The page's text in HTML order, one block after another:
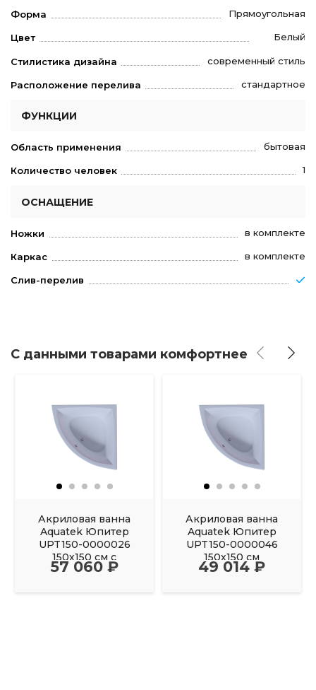
Форма Прямоугольная
Цвет Белый
Стилистика дизайна современный стиль
Расположение перелива стандартное
ФУНКЦИИ
Область применения бытовая
Количество человек 1
ОСНАЩЕНИЕ
Ножки в комплекте
Каркас в комплекте
Слив-перелив
С данными товарами комфортнее
Акриловая ванна
Aquatek Юпитер
UPT150-0000026
150х150 см с
фронтальным
57 060 ₽
Акриловая ванна
Aquatek Юпитер
UPT150-0000046
150х150 см
49 014 ₽